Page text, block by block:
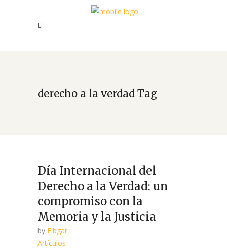
derecho a la verdad Tag
Día Internacional del
Derecho a la Verdad: un
compromiso con la
Memoria y la Justicia
by Fibgar
Artículos